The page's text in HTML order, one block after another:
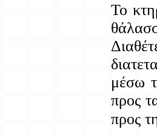
Το
μέσω
προς
προς